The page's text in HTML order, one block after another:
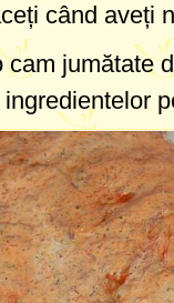
când aveți
cam jumătate